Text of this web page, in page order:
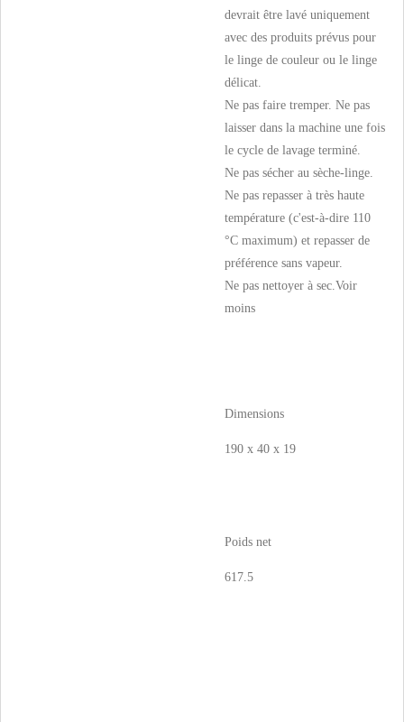
devrait être lavé uniquement
avec des produits prévus pour
le linge de couleur ou le linge
délicat.
Ne pas faire tremper. Ne pas
laisser dans la machine une fois
le cycle de lavage terminé.
Ne pas sécher au sèche-linge.
Ne pas repasser à très haute
température (c'est-à-dire 110
°C maximum) et repasser de
préférence sans vapeur.
Ne pas nettoyer à sec.Voir
moins
Dimensions
190 x 40 x 19
Poids net
617.5